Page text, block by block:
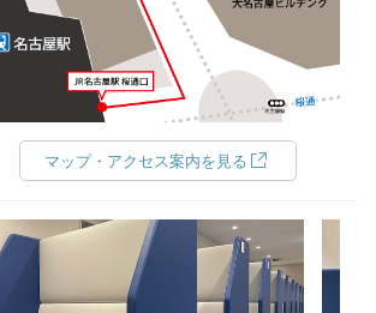
マップ・アクセス案内を見る